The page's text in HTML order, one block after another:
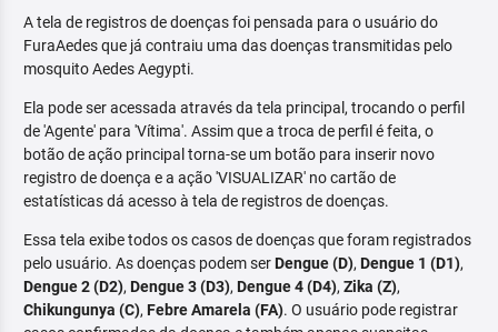
A tela de registros de doenças foi pensada para o usuário do
FuraAedes que já contraiu uma das doenças transmitidas pelo
mosquito Aedes Aegypti.
Ela pode ser acessada através da tela principal, trocando o perfil
de 'Agente' para 'Vítima'. Assim que a troca de perfil é feita, o
botão de ação principal torna-se um botão para inserir novo
registro de doença e a ação 'VISUALIZAR' no cartão de
estatísticas dá acesso à tela de registros de doenças.
Essa tela exibe todos os casos de doenças que foram registrados
pelo usuário. As doenças podem serDengue (D), Dengue 1 (D1),
Dengue 2 (D2), Dengue 3 (D3), Dengue 4 (D4), Zika (Z),
Chikungunya (C), Febre Amarela (FA). O usuário pode registrar